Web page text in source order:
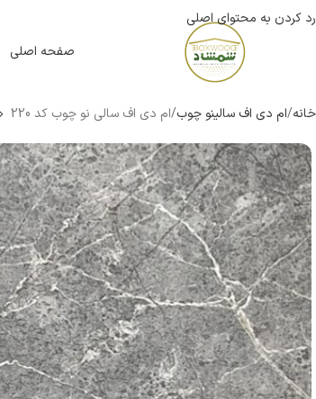
رد کردن به محتوای اصلی
صفحه اصلی
خانه ام دی اف سالینو چوب ام دی اف سالی نو چوب کد 220